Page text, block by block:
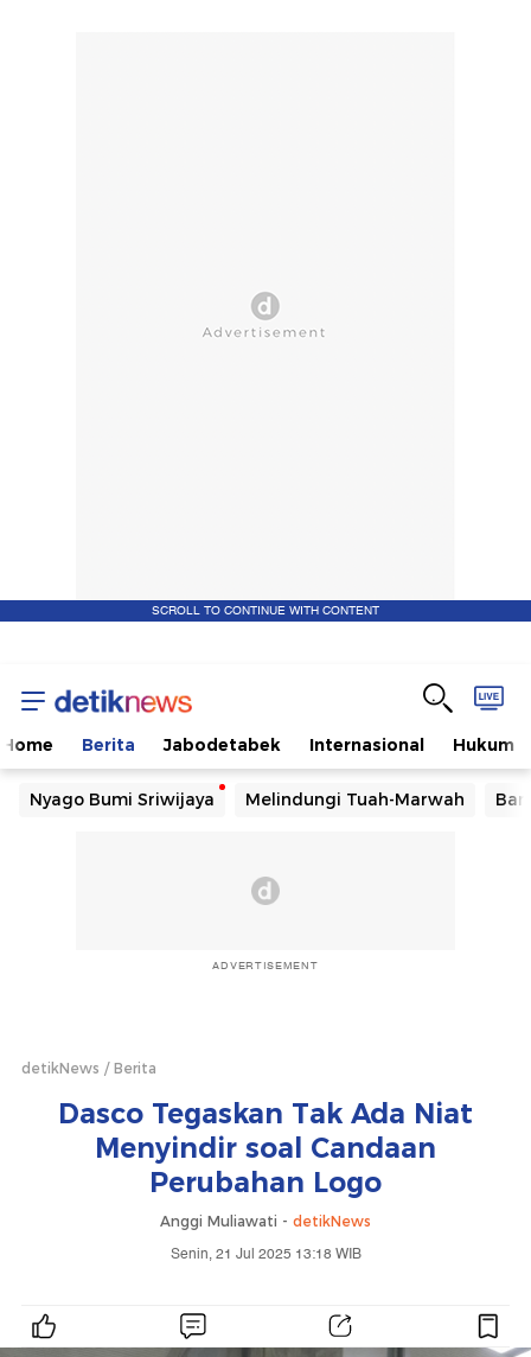
SCROLL TO CONTINUE WITH CONTENT
Home Berita Jabodetabek Internasional Hukum
Nyago Bumi Sriwijaya Melindungi Tuah-Marwah
ADVERTISEMENT
detikNews Berita
Dasco Tegaskan Tak Ada Niat
Menyindir soal Candaan
Perubahan Logo
Anggi Muliawati - detikNews
Senin, 21 Jul 2025 13:18 WIB